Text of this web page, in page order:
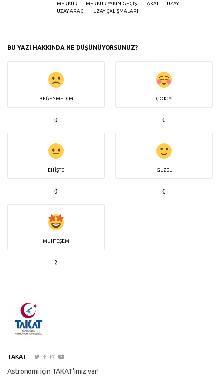
MERKÜR
MERKÜR YAKIN GEÇIŞ TAKAT
UZAY
UZAY ARACI
UZAY ÇALIŞMALARI
BU YAZI HAKKINDA NE DÜŞÜNÜYORSUNUZ?
BEĞENMEDIM
0
ÇOK İYI
0
EH İŞTE
0
GÜZEL
0
MUHTEŞEM
2
TAKAT
Astronomi için TAKAT'imiz var!